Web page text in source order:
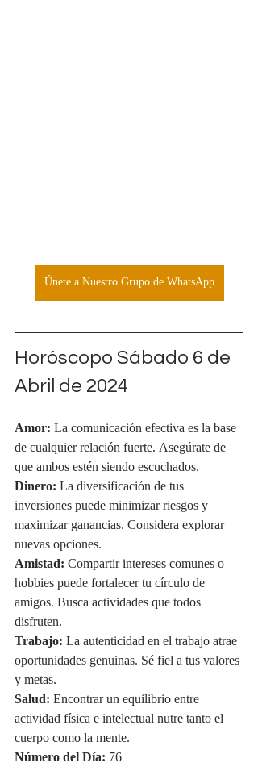
Únete a Nuestro Grupo de WhatsApp
Horóscopo Sábado 6 de
Abril de 2024
Amor: La comunicación efectiva es la base
de cualquier relación fuerte. Asegúrate de
que ambos estén siendo escuchados.
Dinero: La diversificación de tus
inversiones puede minimizar riesgos y
maximizar ganancias. Considera explorar
nuevas opciones.
Amistad: Compartir intereses comunes o
hobbies puede fortalecer tu círculo de
amigos. Busca actividades que todos
disfruten.
Trabajo: La autenticidad en el trabajo atrae
oportunidades genuinas. Sé fiel a tus valores
y metas.
Salud: Encontrar un equilibrio entre
actividad física e intelectual nutre tanto el
cuerpo como la mente.
Número del Día: 76